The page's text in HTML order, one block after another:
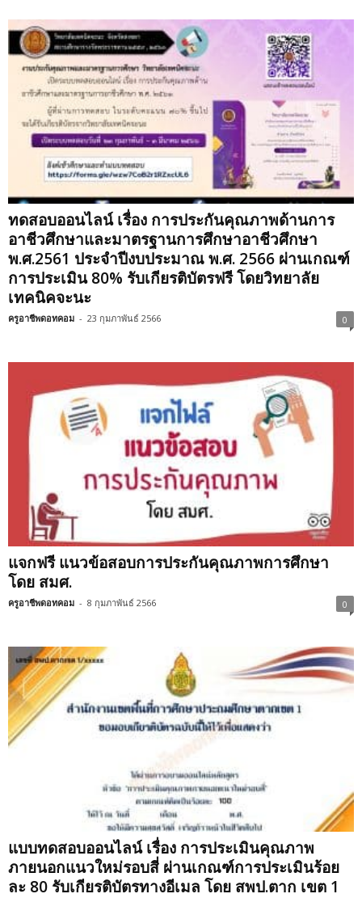
ทดสอบออนไลน์ เรื่อง การประกันคุณภาพด้านการ
อาชีวศึกษาและมาตรฐานการศึกษาอาชีวศึกษา
พ.ศ.2561 ประจำปีงบประมาณ พ.ศ. 2566 ผ่านเกณฑ์
การประเมิน 80% รับเกียรติบัตรฟรี โดยวิทยาลัย
เทคนิคจะนะ
ครูอาชีพดอทคอม - 23 กุมภาพันธ์ 2566 0
แจกฟรี แนวข้อสอบการประกันคุณภาพการศึกษา
โดย สมศ.
ครูอาชีพดอทคอม - 8 กุมภาพันธ์ 2566 0
แบบทดสอบออนไลน์ เรื่อง การประเมินคุณภาพ
ภายนอกแนวใหม่รอบสี่ ผ่านเกณฑ์การประเมินร้อย
ละ 80 รับเกียรติบัตรทางอีเมล โดย สพป.ตาก เขต 1